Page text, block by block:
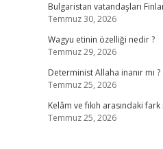
Bulgaristan vatandaşları
Temmuz 30, 2026
Wagyu etinin özelliği nedir ?
Temmuz 29, 2026
Determinist Allaha inanır mı ?
Temmuz 25, 2026
Kelâm ve fıkıh arasındaki
Temmuz 25, 2026